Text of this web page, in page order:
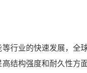
行业的快速发展，全
结构强度和耐久性方